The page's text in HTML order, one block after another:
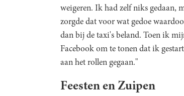
weigeren. Ik had zelf niks gedaan,
zorgde dat voor wat gedoe
dan bij de taxi's beland. Toen ik
Facebook om te tonen dat ik
aan het rollen gegaan."
Feesten en Zuipen